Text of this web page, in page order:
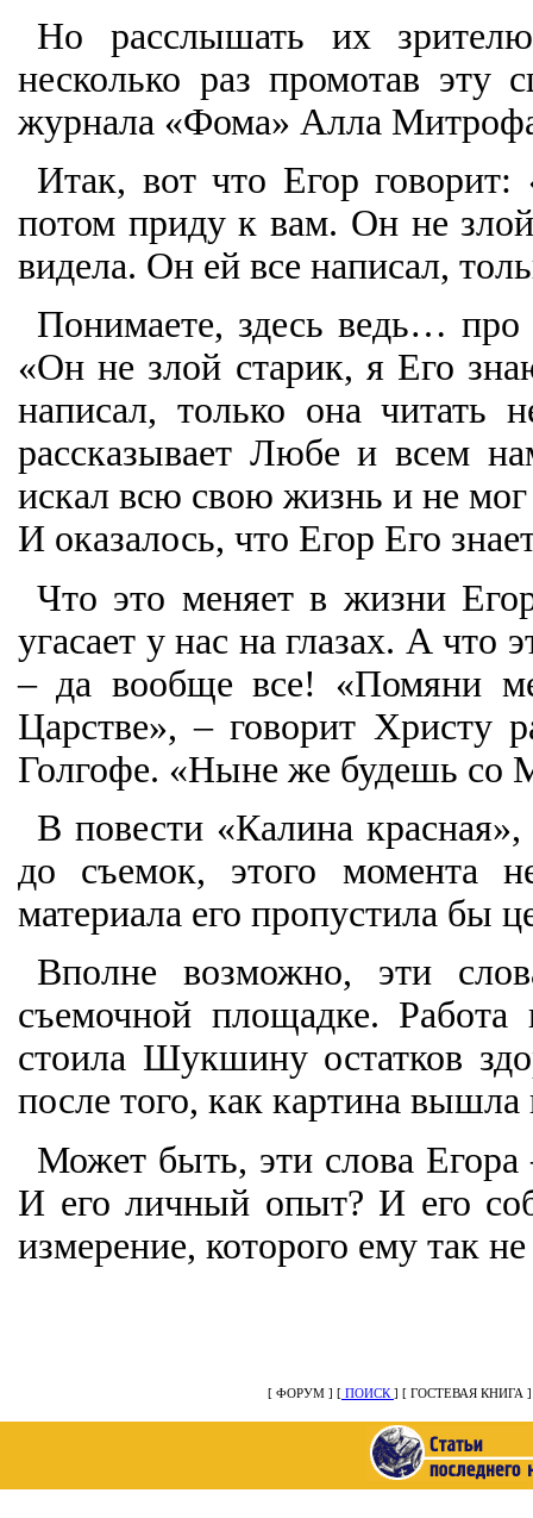
Но расслышать их
несколько раз промотав эту
журнала «Фома» Алла
Итак, вот что Егор
потом приду к вам. Он не
видела. Он ей все написал,
Понимаете, здесь ведь…
«Он не злой старик, я Его
написал, только она
рассказывает Любе и всем
искал всю свою жизнь и не
И оказалось, что Егор Его
Что это меняет в жизни
угасает у нас на глазах. А что
– да вообще все! «Помяни
Царстве», – говорит Христу
Голгофе. «Ныне же будешь со
В повести «Калина
до съемок, этого момента
материала его пропустила бы
Вполне возможно, эти
съемочной площадке.
стоила Шукшину остатков
после того, как картина
Может быть, эти слова
И его личный опыт? И его
измерение, которого ему так не
[ ФОРУМ ] [ ПОИСК ] [ ГОСТЕВАЯ КНИГА